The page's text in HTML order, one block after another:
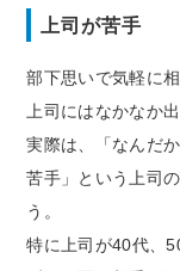
上司が苦手
部下思いで気軽に
上司にはなかなか出
実際は、「なんだ
苦手」という上司
う。
特に上司が40代、